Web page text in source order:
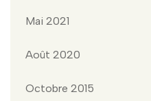
Mai 2021
Août 2020
Octobre 2015